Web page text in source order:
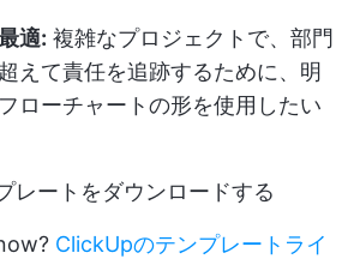
適: 複雑なプロジェクトで、部門
えて責任を追跡するために、明
ローチャートの形を使用したい
レートをダウンロードする
ClickUpのテンプレートライ